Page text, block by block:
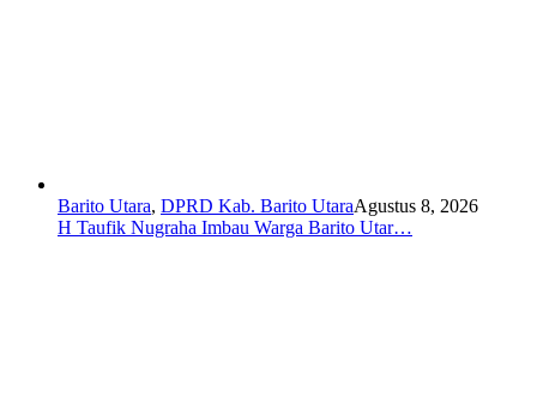
Barito Utara, DPRD Kab. Barito UtaraAgustus 8, 2026
H Taufik Nugraha Imbau Warga Barito Utar…